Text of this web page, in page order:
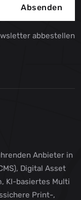
Absenden
abbestellen
Anbieter in
Digital Asset
KI-basiertes Multi
Print-,